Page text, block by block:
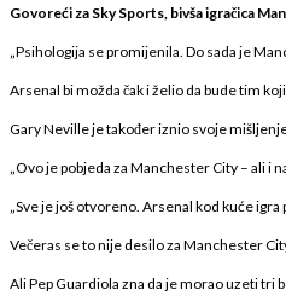
Govoreći za Sky Sports, bivša igračica
„Psihologija se promijenila. Do sada je
Arsenal bi možda čak i želio da bude tim
Gary Neville je također iznio svoje
„Ovo je pobjeda za Manchester City – ali i
„Sve je još otvoreno. Arsenal kod kuće
Večeras se to nije desilo za Manchester
Ali Pep Guardiola zna da je morao uzeti tri